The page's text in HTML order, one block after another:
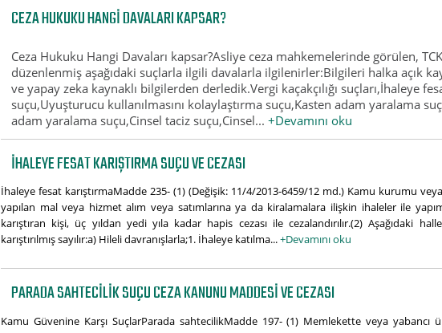
CEZA HUKUKU HANGI DAVALARI KAPSAR?
Ceza Hukuku Hangi Davaları kapsar?Asliye ceza mahkemelerinde görülen,
düzenlenmiş aşağıdaki suçlarla ilgili davalarla ilgilenirler:Bilgileri halka açık
ve yapay zeka kaynaklı bilgilerden derledik.Vergi kaçakçılığı suçları,İhaleye
suçu,Uyuşturucu kullanılmasını kolaylaştırma suçu,Kasten adam yaralama
adam yaralama suçu,Cinsel taciz suçu,Cinsel...+Devamını oku
İHALEYE FESAT KARIŞTIRMA SUÇU VE CEZASI
İhaleye fesat karıştırmaMadde 235- (1) (Değişik: 11/4/2013-6459/12 md.) Kamu kurumu
yapılan mal veya hizmet alım veya satımlarına ya da kiralamalara ilişkin ihaleler ile
karıştıran kişi, üç yıldan yedi yıla kadar hapis cezası ile cezalandırılır.(2) Aşağıdaki
karıştırılmış sayılır:a) Hileli davranışlarla;1. İhaleye katılma...+Devamını oku
PARADA SAHTECILIK SUÇU CEZA KANUNU MADDESI VE CEZASI
Kamu Güvenine Karşı SuçlarParada sahtecilikMadde 197- (1) Memlekette veya yabancı